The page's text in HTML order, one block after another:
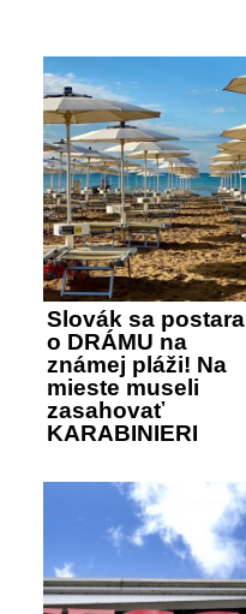
Slovák sa postaral
o DRÁMU na
známej pláži! Na
mieste museli
zasahovať
KARABINIERI